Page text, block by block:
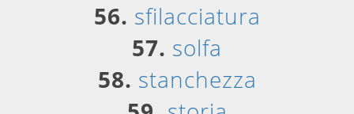
56. sfilacciatura
57. solfa
58. stanchezza